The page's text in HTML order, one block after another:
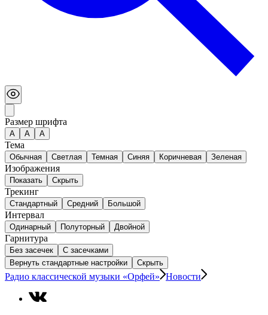
Размер шрифта
А A A
Тема
Обычная Светлая Темная Синяя Коричневая Зеленая
Изображения
Показать Скрыть
Трекинг
Стандартный Средний Большой
Интервал
Одинарный Полуторный Двойной
Гарнитура
Без засечек
С засечками
Вернуть стандартные настройки
Скрыть
Радио классической музыки «Орфей» Новости